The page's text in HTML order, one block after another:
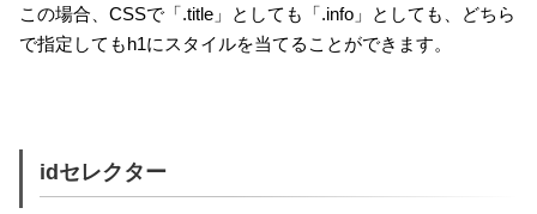
この場合、CSSで「.title」としても「.info」としても、どちら
で指定してもh1にスタイルを当てることができます。
idセレクター